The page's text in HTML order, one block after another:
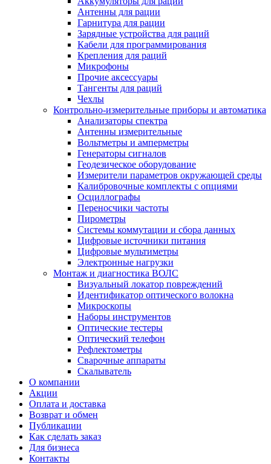
Антенны для рации
Гарнитура для рации
Зарядные устройства для раций
Кабели для программирования
Крепления для раций
Микрофоны
Прочие аксессуары
Тангенты для раций
Чехлы
Контрольно-измерительные приборы и автоматика
Анализаторы спектра
Антенны измерительные
Вольтметры и амперметры
Генераторы сигналов
Геодезическое оборудование
Измерители параметров окружающей среды
Калибровочные комплекты с опциями
Осциллографы
Переносчики частоты
Пирометры
Системы коммутации и сбора данных
Цифровые источники питания
Цифровые мультиметры
Электронные нагрузки
Монтаж и диагностика ВОЛС
Визуальный локатор повреждений
Идентификатор оптического волокна
Микроскопы
Наборы инструментов
Оптические тестеры
Оптический телефон
Рефлектометры
Сварочные аппараты
Скалыватель
О компании
Акции
Оплата и доставка
Возврат и обмен
Публикации
Как сделать заказ
Для бизнеса
Контакты